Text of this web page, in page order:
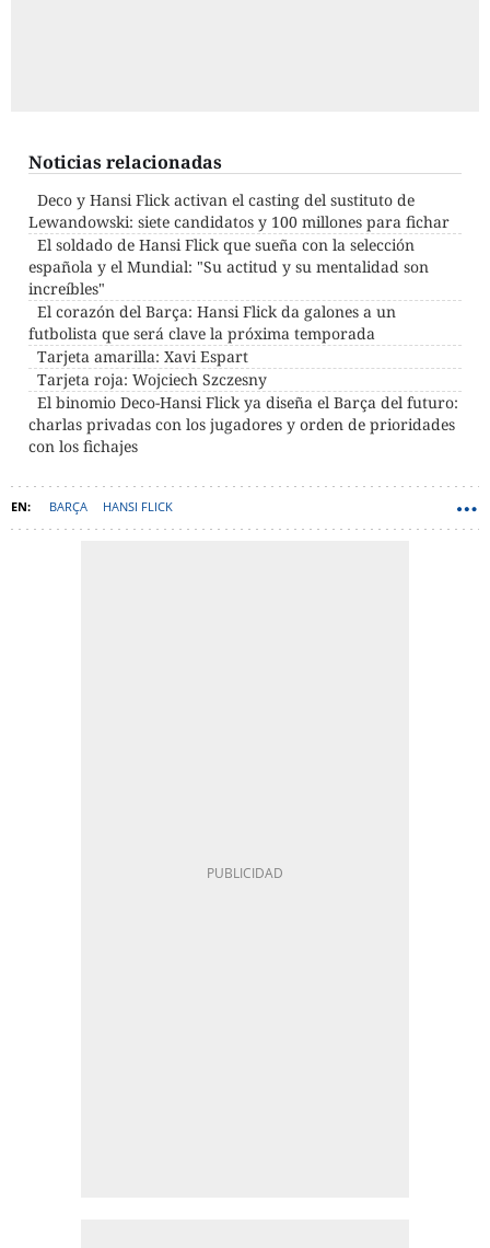
Noticias relacionadas
Deco y Hansi Flick activan el casting del sustituto de
Lewandowski: siete candidatos y 100 millones para fichar
El soldado de Hansi Flick que sueña con la selección
española y el Mundial: "Su actitud y su mentalidad son
increíbles"
El corazón del Barça: Hansi Flick da galones a un
futbolista que será clave la próxima temporada
Tarjeta amarilla: Xavi Espart
Tarjeta roja: Wojciech Szczesny
El binomio Deco-Hansi Flick ya diseña el Barça del futuro:
charlas privadas con los jugadores y orden de prioridades
con los fichajes
BARÇA HANSI FLICK